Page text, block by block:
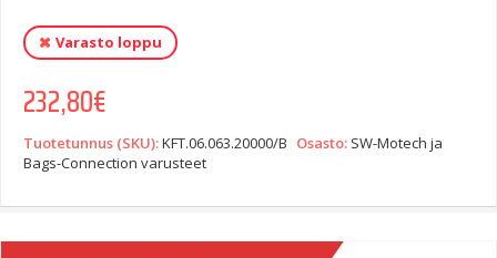
Varasto loppu
232,80€
Tuotetunnus (SKU):KFT.06.063.20000/B Osasto: SW-Motech ja
Bags-Connection varusteet